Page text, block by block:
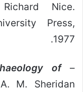
Nice.
Press,
1977.
– Foucault, Michel:
of
M. Sheridan